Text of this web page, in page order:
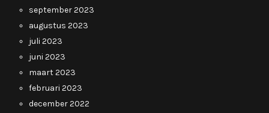
september 2023
augustus 2023
juli 2023
juni 2023
maart 2023
februari 2023
december 2022